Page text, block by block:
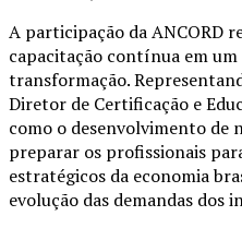
A participação da ANCORD
capacitação contínua em
transformação.
Diretor de Certificação e
como o desenvolvimento de
preparar os profissionais
estratégicos da economia
evolução das demandas dos